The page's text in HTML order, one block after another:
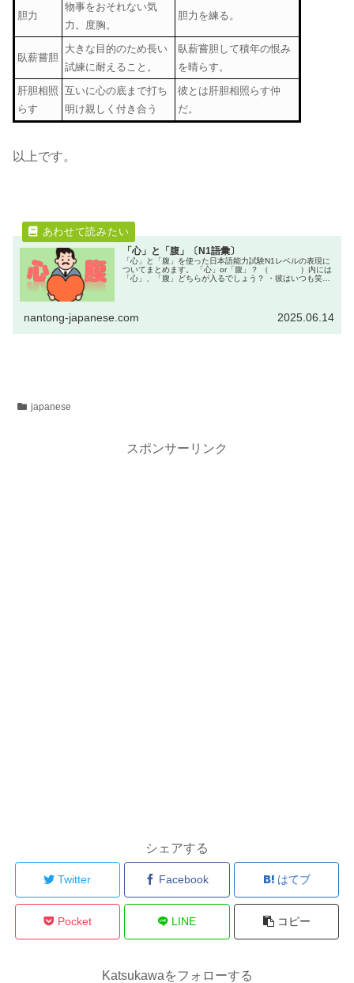
胆力
物事をおそれない気
力。度胸。
胆力を練る。
臥薪嘗胆
大きな目的のため長い
試練に耐えること。
臥薪嘗胆して積年の恨み
を晴らす。
肝胆相照
らす
互いに心の底まで打ち
明け親しく付き合う
彼とは肝胆相照らす仲
だ。
以上です。
「心」と「腹」〔N1語彙〕
「心」と「腹」を使った日本語能力試験N1レベルの表現に
ついてまとめます。 「心」or「腹」？ （ ）内には
「心」、「腹」どちらが入るでしょう？ ・彼はいつも笑顔
nantong-japanese.com 2025.06.14
japanese
スポンサーリンク
シェアする
Twitter Facebook はてブ
Pocket LINE コピー
Katsukawaをフォローする